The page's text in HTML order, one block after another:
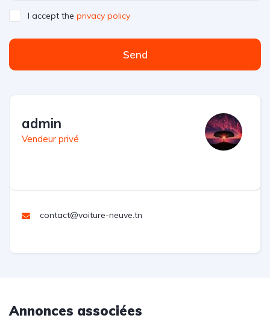
I accept the privacy policy
Send
admin
Vendeur privé
contact@voiture-neuve.tn
Annonces associées